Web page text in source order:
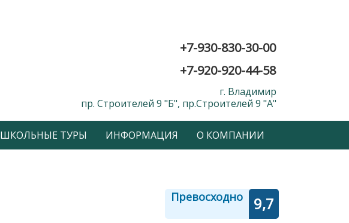
+7-930-830-30-00
+7-920-920-44-58
г. Владимир
пр. Строителей 9 "Б", пр.Строителей 9 "А"
ШКОЛЬНЫЕ ТУРЫ ИНФОРМАЦИЯ О КОМПАНИИ
Превосходно 9,7